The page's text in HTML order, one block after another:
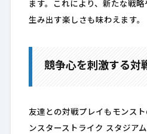
ます。これにより、新たな戦
生み出す楽しさも味わえます。
競争心を刺激する対
友達との対戦プレイもモンス
ンスターストライク スタジア